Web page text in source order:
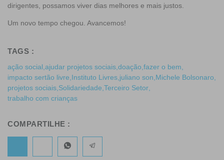
dirigentes, possamos viver dias melhores e mais justos.
Um novo tempo chegou. Avancemos!
TAGS :
ação social ajudar projetos sociais doação fazer o bem
impacto sertão livre Instituto Livres juliano son Michele Bolsonaro
projetos sociais Solidariedade Terceiro Setor
trabalho com crianças
COMPARTILHE :